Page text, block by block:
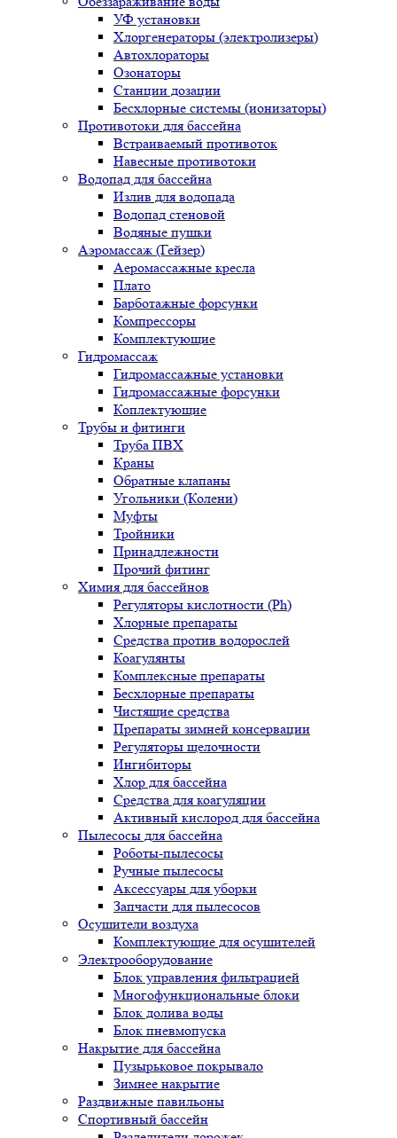
УФ установки
Хлоргенераторы (электролизеры)
Автохлораторы
Озонаторы
Станции дозации
Бесхлорные системы (ионизаторы)
Противотоки для бассейна
Встраиваемый противоток
Навесные противотоки
Водопад для бассейна
Излив для водопада
Водопад стеновой
Водяные пушки
Аэромассаж (Гейзер)
Аеромассажные кресла
Плато
Барботажные форсунки
Компрессоры
Комплектующие
Гидромассаж
Гидромассажные установки
Гидромассажные форсунки
Коплектующие
Трубы и фитинги
Труба ПВХ
Краны
Обратные клапаны
Угольники (Колени)
Муфты
Тройники
Принадлежности
Прочий фитинг
Химия для бассейнов
Регуляторы кислотности (Ph)
Хлорные препараты
Средства против водорослей
Коагулянты
Комплексные препараты
Бесхлорные препараты
Чистящие средства
Препараты зимней консервации
Регуляторы щелочности
Ингибиторы
Хлор для бассейна
Средства для коагуляции
Активный кислород для бассейна
Пылесосы для бассейна
Роботы-пылесосы
Ручные пылесосы
Аксессуары для уборки
Запчасти для пылесосов
Осушители воздуха
Комплектующие для осушителей
Электрооборудование
Блок управления фильтрацией
Многофункциональные блоки
Блок долива воды
Блок пневмопуска
Накрытие для бассейна
Пузырьковое покрывало
Зимнее накрытие
Раздвижные павильоны
Спортивный бассейн